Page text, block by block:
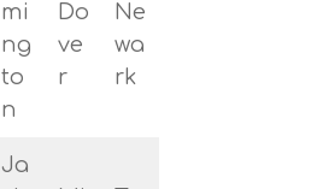
mi
ng
to
n
Do
ve
r
Ne
wa
rk
Ja